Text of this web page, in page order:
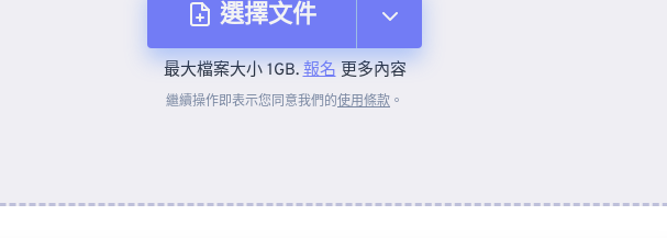
選擇文件
來自裝置
最大檔案大小 1GB.報名更多內容
繼續操作即表示您同意我們的使用條款 。